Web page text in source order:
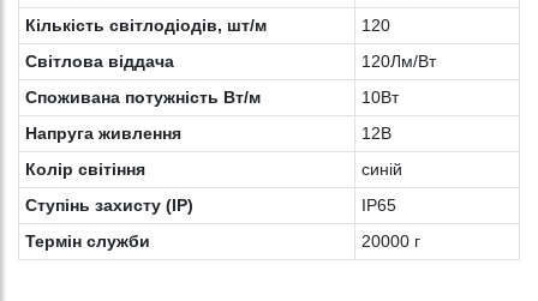
Кількість світлодіодів, шт/м
120
Світлова віддача
120Лм/Вт
Споживана потужність Вт/м
10Вт
Напруга живлення
12В
Колір світіння
синій
Ступінь захисту (IP)
IP65
Термін служби
20000 г